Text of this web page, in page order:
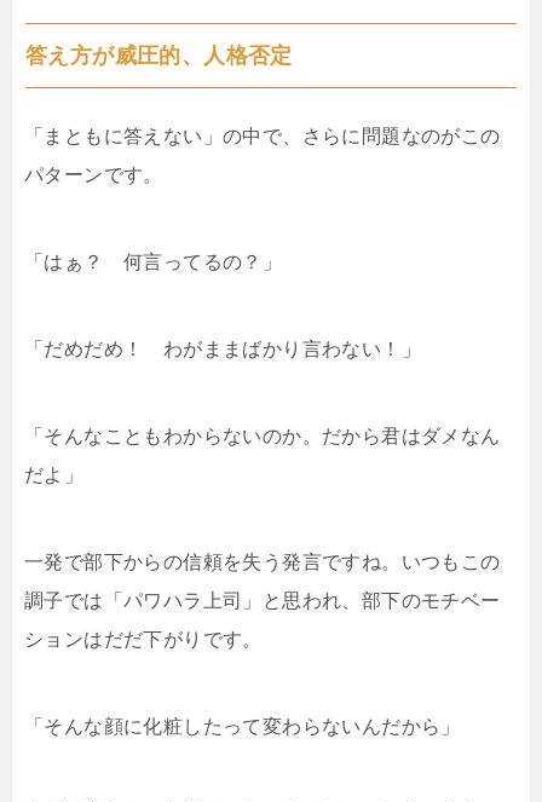
答え方が威圧的、人格否定
「まともに答えない」の中で、さらに問題なのがこの
パターンです。
「はぁ？ 何言ってるの？」
「だめだめ！ わがままばかり言わない！」
「そんなこともわからないのか。だから君はダメなん
だよ」
一発で部下からの信頼を失う発言ですね。いつもこの
調子では「パワハラ上司」と思われ、部下のモチベー
ションはだだ下がりです。
「そんな顔に化粧したって変わらないんだから」